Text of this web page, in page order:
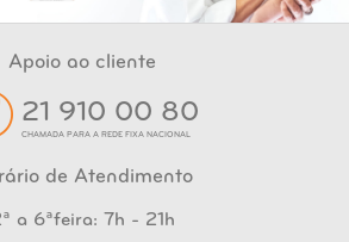
Apoio ao cliente
21 910 00 80
CHAMADA PARA A REDE FIXA NACIONAL
de Atendimento
a 6ªfeira: 7h - 21h